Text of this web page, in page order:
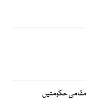
حکومتیں